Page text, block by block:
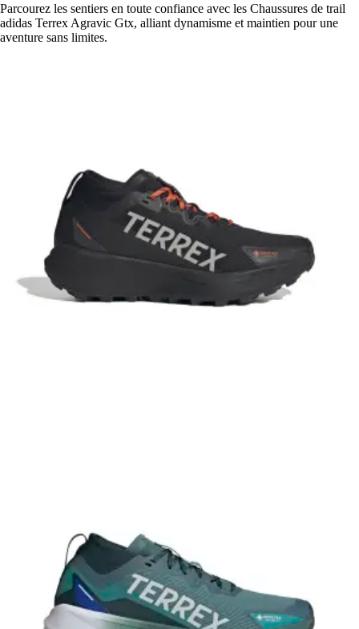
Parcourez les sentiers en toute confiance avec les Chaussures de trail
adidas Terrex Agravic Gtx, alliant dynamisme et maintien pour une
aventure sans limites.